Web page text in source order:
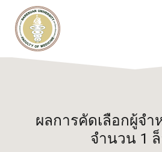
คณะแพทยศาสตร์
ผลการคัดเลือกผู้จำ
จำนวน 1